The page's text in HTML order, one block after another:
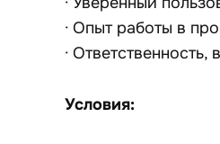
· Опыт работы в
· Ответственность,
Условия: